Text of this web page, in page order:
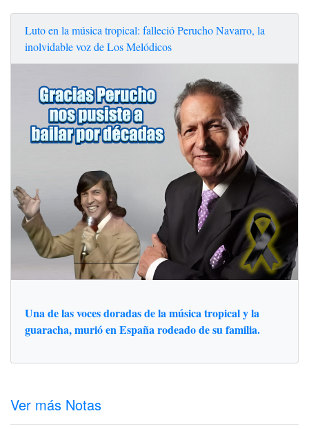
Luto en la música tropical: falleció Perucho Navarro, la
inolvidable voz de Los Melódicos
Una de las voces doradas de la música tropical y la
guaracha, murió en España rodeado de su familia.
Ver más Notas